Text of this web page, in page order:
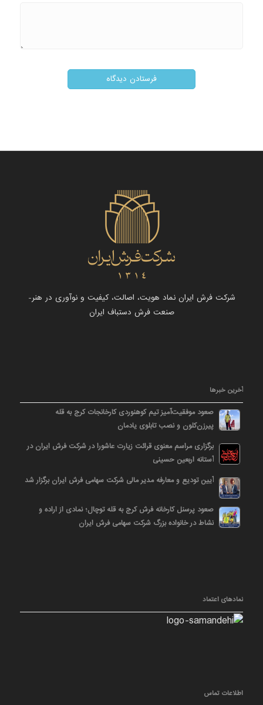
شرکت فرش ایران نماد هویت، اصالت، کیفیت و نوآوری در هنر-
صنعت فرش دستباف ایران
آخرین خبرها
صعود موفقیت‌آمیز تیم کوهنوردی کارخانجات کرج به قله
پیرزن‌کلون و نصب تابلوی یادمان
برگزاری مراسم معنوی قرائت زیارت عاشورا در شرکت فرش ایران در
آستانه اربعین حسینی
آیین تودیع و معارفه مدیر مالی شرکت سهامی فرش ایران برگزار شد
صعود پرسنل کارخانه فرش کرج به قله توچال؛ نمادی از اراده و
نشاط در خانواده بزرگ شرکت سهامی فرش ایران
نمادهای اعتماد
اطلاعات تماس